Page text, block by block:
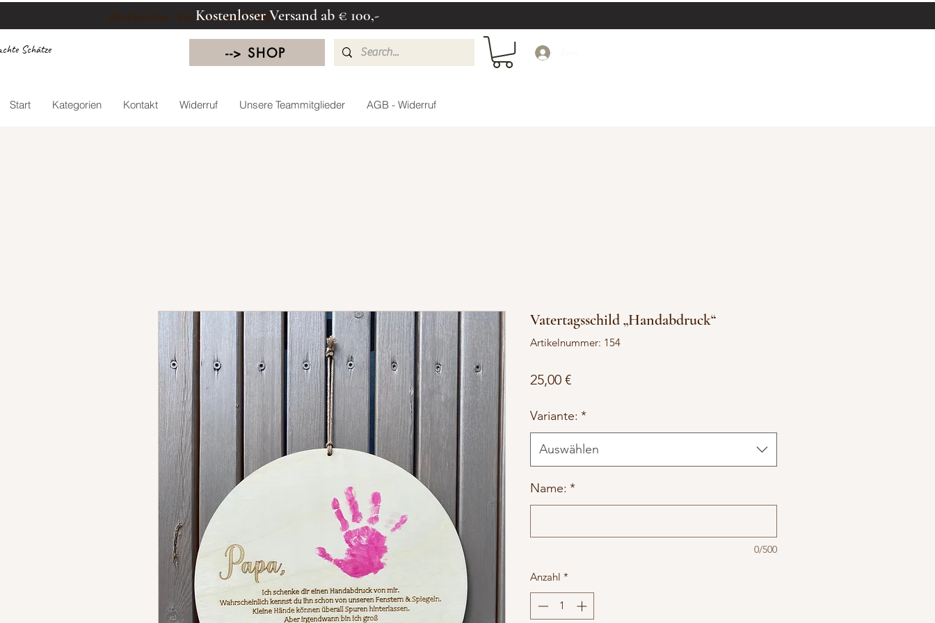
Kostenloser Versand ab 100€Kostenloser Versand ab € 100,-
Schätze
Start Kategorien Kontakt Widerruf Unsere Teammitglieder AGB - Widerruf
--> SHOP
Vatertagsschild „Handabdruck“
Artikelnummer: 154
25,00 €Preis
Variante: *
Auswählen
Name: *
0/500
Anzahl *